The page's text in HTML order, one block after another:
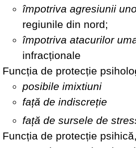
împotriva agresiunii
regiunile din nord;
împotriva atacurilor
infracționale
Funcția de protecție
posibile imixtiuni
față de indiscreție
față de sursele de
Funcția de protecție